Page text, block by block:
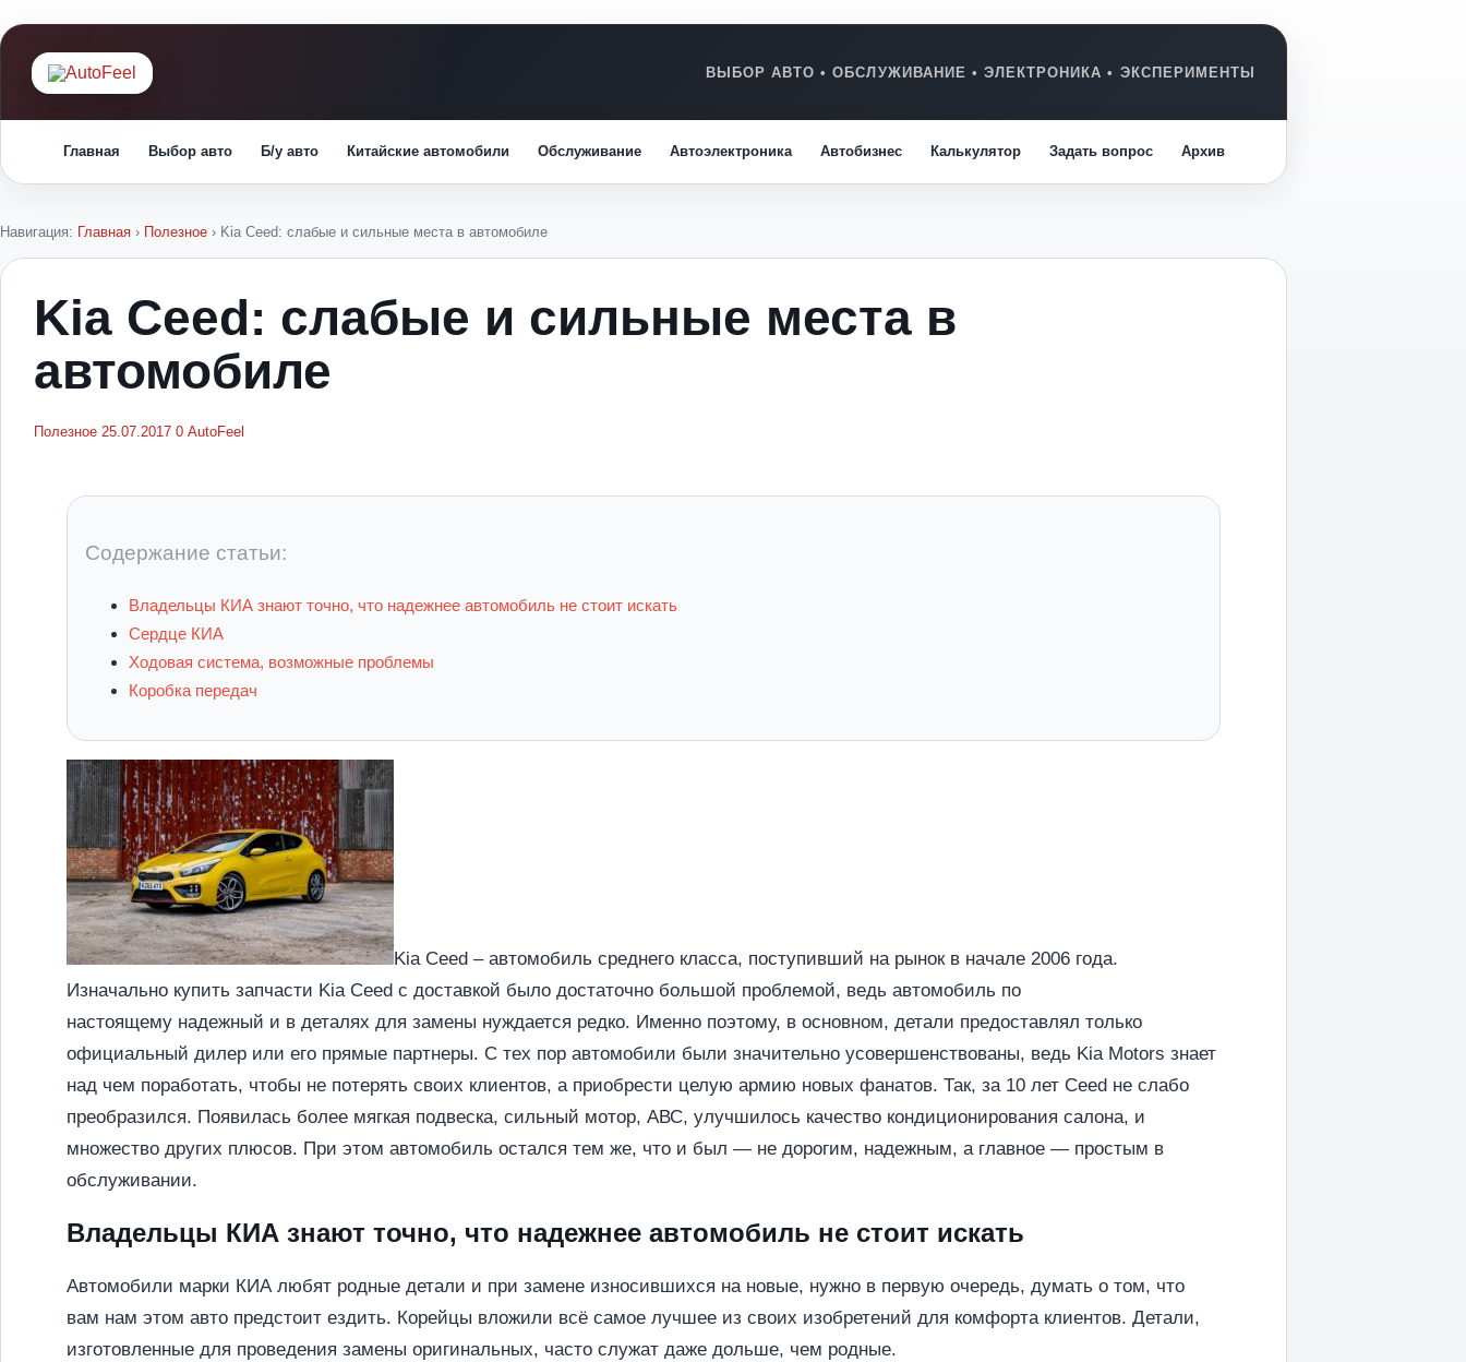
Главная Выбор авто Б/у авто Китайские автомобили Обслуживание Автоэлектроника Автобизнес Калькулятор Задать вопрос Архив
Навигация: Главная › Полезное › Kia Ceed: слабые и сильные места в автомобиле
Kia Ceed: слабые и сильные места в
автомобиле
Полезное 25.07.2017 0 AutoFeel
Содержание статьи:
Владельцы КИА знают точно, что надежнее автомобиль не стоит искать
Сердце КИА
Ходовая система, возможные проблемы
Коробка передач
Kia Ceed – автомобиль среднего класса, поступивший на рынок в начале 2006 года.
Изначально купить запчасти Kia Ceed с доставкой было достаточно большой проблемой, ведь автомобиль по
настоящему надежный и в деталях для замены нуждается редко. Именно поэтому, в основном, детали предоставлял только
официальный дилер или его прямые партнеры. С тех пор автомобили были значительно усовершенствованы, ведь Kia Motors знает
над чем поработать, чтобы не потерять своих клиентов, а приобрести целую армию новых фанатов. Так, за 10 лет Ceed не слабо
преобразился. Появилась более мягкая подвеска, сильный мотор, АВС, улучшилось качество кондиционирования салона, и
множество других плюсов. При этом автомобиль остался тем же, что и был — не дорогим, надежным, а главное — простым в
обслуживании.
Владельцы КИА знают точно, что надежнее автомобиль не стоит искать
Автомобили марки КИА любят родные детали и при замене износившихся на новые, нужно в первую очередь, думать о том, что
вам нам этом авто предстоит ездить. Корейцы вложили всё самое лучшее из своих изобретений для комфорта клиентов. Детали,
изготовленные для проведения замены оригинальных, часто служат даже дольше, чем родные.